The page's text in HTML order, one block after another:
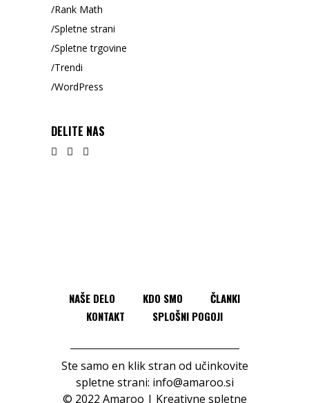
Rank Math
Spletne strani
Spletne trgovine
Trendi
WordPress
DELITE NAS
NAŠE DELO KDO SMO
ČLANKI
KONTAKT
SPLOŠNI POGOJI
Ste samo en klik stran od učinkovite
spletne strani: info@amaroo.si
© 2022 Amaroo | Kreativne spletne